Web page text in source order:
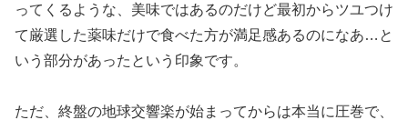
ってくるような、美味ではあるのだけど最初からツユつけ
て厳選した薬味だけで食べた方が満足感あるのになあ…と
いう部分があったという印象です。
ただ、終盤の地球交響楽が始まってからは本当に圧巻で、